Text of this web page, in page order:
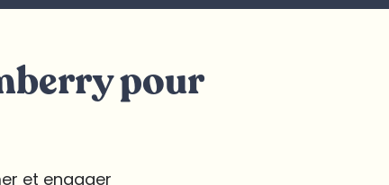
pour
et engager